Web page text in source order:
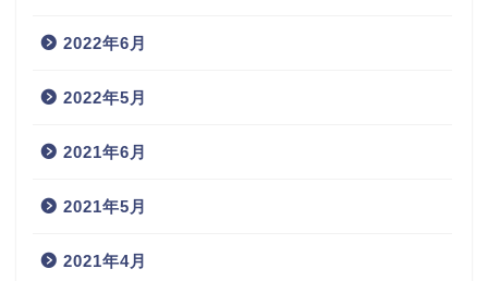
2022年6月
2022年5月
2021年6月
2021年5月
2021年4月